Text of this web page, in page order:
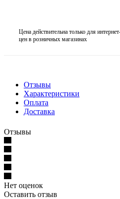
Цена действительна только для
цен в розничных магазинах
Отзывы
Характеристики
Оплата
Доставка
Отзывы
Нет оценок
Оставить отзыв